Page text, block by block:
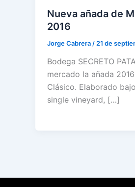
Nueva añada de
2016
Jorge Cabrera / 21 de
Bodega SECRETO
mercado la añada
Clásico. Elaborado
single vineyard, […]